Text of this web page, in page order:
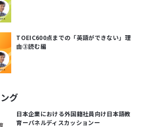
TOEIC600点までの「英語ができない」理
由③読む編
グ
日本企業における外国籍社員向け日本語教
育ーパネルディスカッションー